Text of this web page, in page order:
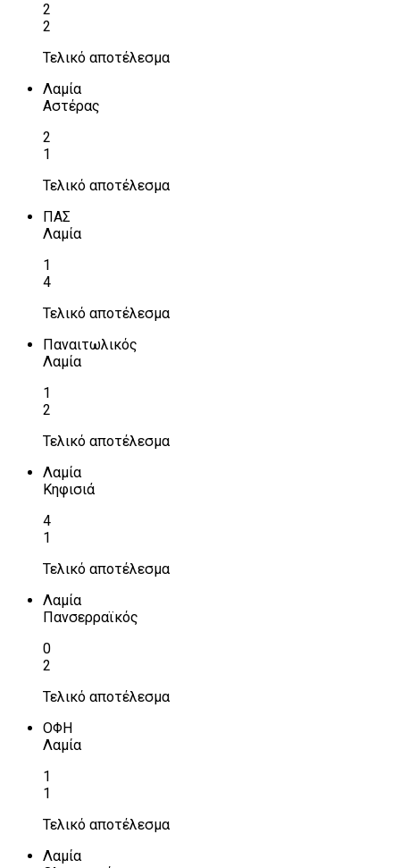
2
2
Τελικό αποτέλεσμα
Λαμία
Αστέρας
2
1
Τελικό αποτέλεσμα
ΠΑΣ
Λαμία
1
4
Τελικό αποτέλεσμα
Παναιτωλικός
Λαμία
1
2
Τελικό αποτέλεσμα
Λαμία
Κηφισιά
4
1
Τελικό αποτέλεσμα
Λαμία
Πανσερραϊκός
0
2
Τελικό αποτέλεσμα
ΟΦΗ
Λαμία
1
1
Τελικό αποτέλεσμα
Λαμία